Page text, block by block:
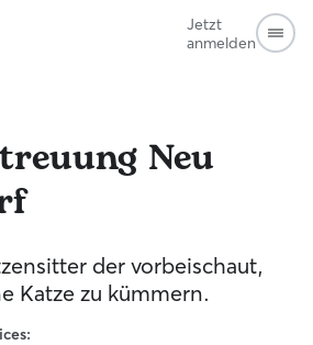
Jetzt
anmelden
Neu
der vorbeischaut,
Katze zu kümmern.